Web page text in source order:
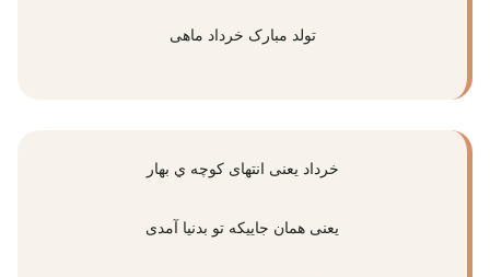
تولد مبارک خرداد ماهی
خرداد یعنی انتهای کوچه ي بهار
یعنی همان جاییکه تو بدنیا آمدی